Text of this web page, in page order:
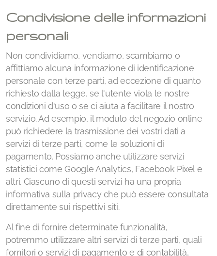
Condivisione delle informazioni
personali
Non condividiamo, vendiamo, scambiamo o
affittiamo alcuna informazione di identificazione
personale con terze parti, ad eccezione di quanto
richiesto dalla legge, se l'utente viola le nostre
condizioni d'uso o se ci aiuta a facilitare il nostro
servizio. Ad esempio, il modulo del negozio online
può richiedere la trasmissione dei vostri dati a
servizi di terze parti, come le soluzioni di
pagamento. Possiamo anche utilizzare servizi
statistici come Google Analytics, Facebook Pixel e
altri. Ciascuno di questi servizi ha una propria
informativa sulla privacy che può essere consultata
direttamente sui rispettivi siti.
Al fine di fornire determinate funzionalità,
potremmo utilizzare altri servizi di terze parti, quali
fornitori o servizi di pagamento e di contabilità,